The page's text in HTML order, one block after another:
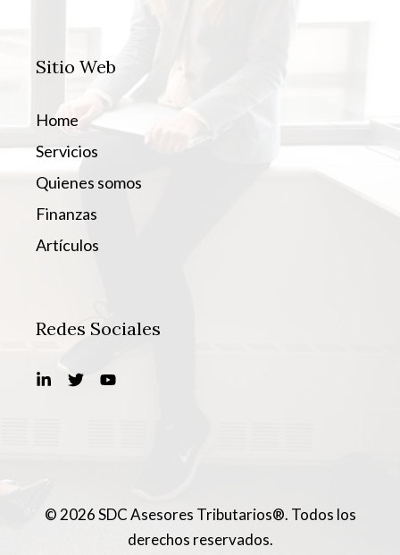
Sitio Web
Home
Servicios
Quienes somos
Finanzas
Artículos
Redes Sociales
© 2026 SDC Asesores Tributarios®. Todos los
derechos reservados.